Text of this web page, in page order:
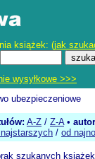
książek: (jak
wysyłkowe >>>
ubezpieczeniowe
A-Z / Z-A•
/ od
szukanych książek